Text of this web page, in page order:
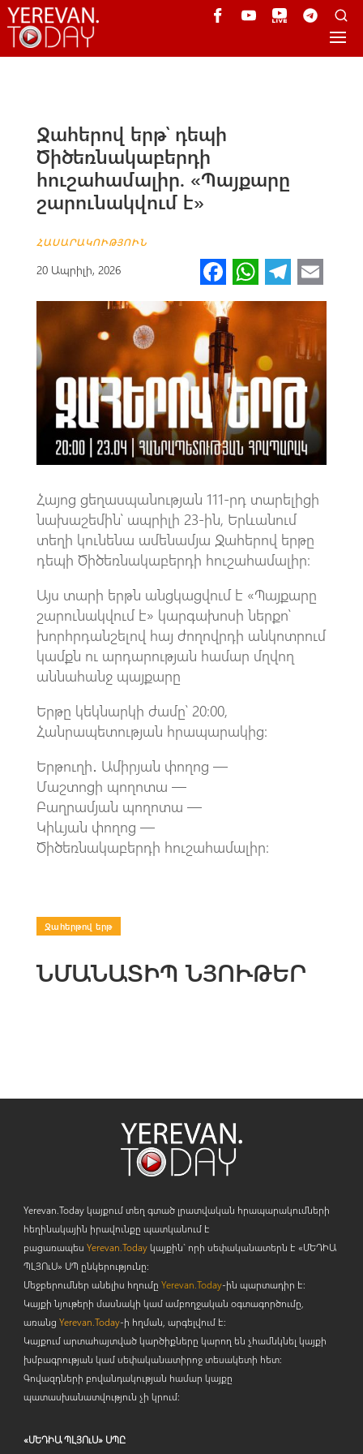
Ջահերով երթ՝ դեպի
Ծիծեռնակաբերդի
հուշահամալիր. «Պայքարը
շարունակվում է»
ՀԱՍԱՐԱԿՈՒԹՅՈՒՆ
20 Ապրիլի, 2026 Fa
ce
b
o
o
k
W
h
at
s
A
p
p
Te
le
gr
a
m
m
ail
Հայոց ցեղասպանության 111-րդ տարելիցի
նախաշեմին՝ ապրիլի 23-ին, Երևանում
տեղի կունենա ամենամյա Ջահերով երթը
դեպի Ծիծեռնակաբերդի հուշահամալիր։
Այս տարի երթն անցկացվում է «Պայքարը
շարունակվում է» կարգախոսի ներքո՝
խորհրդանշելով հայ ժողովրդի անկոտրում
կամքն ու արդարության համար մղվող
աննահանջ պայքարը
Երթը կեկնարկի ժամը՝ 20:00,
Հանրապետության հրապարակից:
Երթուղի․ Ամիրյան փողոց —
Մաշտոցի պողոտա —
Բաղրամյան պողոտա —
Կիևյան փողոց —
Ծիծեռնակաբերդի հուշահամալիր:
Ջահերթով երթ
ՆՄԱՆԱՏԻՊ ՆՅՈՒԹԵՐ
Yerevan.Today կայքում տեղ գտած լրատվական հրապարակումների
հեղինակային իրավունքը պատկանում է
բացառապես Yerevan.Todayկայքին` որի սեփականատերն է «ՄԵԴԻԱ
ՊԼՅՈւՍ» ՍՊ ընկերությունը։
Մեջբերումներ անելիս հղումը Yerevan.Today-ին պարտադիր է:
Կայքի նյութերի մասնակի կամ ամբողջական օգտագործումը,
առանց Yerevan.Today-ի հղման, արգելվում է:
Կայքում արտահայտված կարծիքները կարող են չհամնկնել կայքի
խմբագրության կամ սեփականատիրոջ տեսակետի հետ:
Գովազդների բովանդակության համար կայքը
պատասխանատվություն չի կրում:
«ՄԵԴԻԱ ՊԼՅՈւՍ» ՍՊԸ